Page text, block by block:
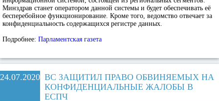
Минздрав станет оператором данной системы и будет обеспечивать её
бесперебойное функционирование. Кроме того, ведомство отвечает за
конфиденциальность содержащихся регистре данных.
Подробнее: Парламентская газета
24.07.2020 ВС ЗАЩИТИЛ ПРАВО ОБВИНЯЕМЫХ НА
КОНФИДЕНЦИАЛЬНЫЕ ЖАЛОБЫ В
ЕСПЧ